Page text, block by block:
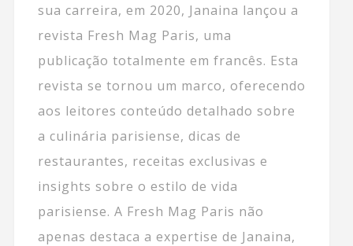
sua carreira, em 2020, Janaina lançou a
revista Fresh Mag Paris, uma
publicação totalmente em francês. Esta
revista se tornou um marco, oferecendo
aos leitores conteúdo detalhado sobre
a culinária parisiense, dicas de
restaurantes, receitas exclusivas e
insights sobre o estilo de vida
parisiense. A Fresh Mag Paris não
apenas destaca a expertise de Janaina,